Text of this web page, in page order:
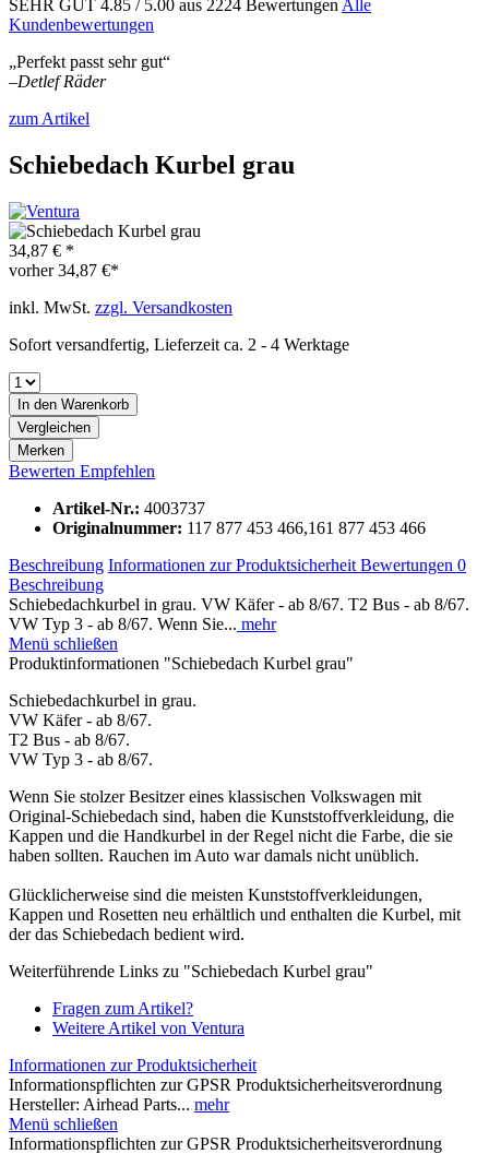
SEHR GUT 4.85 / 5.00 aus 2224 Bewertungen Alle
Kundenbewertungen
„Perfekt passt sehr gut“
–Detlef Räder
zum Artikel
Schiebedach Kurbel grau
34,87 € *
vorher34,87 €*
inkl. MwSt. zzgl. Versandkosten
Sofort versandfertig, Lieferzeit ca. 2 - 4 Werktage
In den Warenkorb
Vergleichen
Merken
Bewerten Empfehlen
Artikel-Nr.: 4003737
Originalnummer: 117 877 453 466,161 877 453 466
Beschreibung Informationen zur Produktsicherheit Bewertungen 0
Beschreibung
Schiebedachkurbel in grau. VW Käfer - ab 8/67. T2 Bus - ab 8/67.
VW Typ 3 - ab 8/67. Wenn Sie... mehr
Menü schließen
Produktinformationen "Schiebedach Kurbel grau"
Schiebedachkurbel in grau.
VW Käfer - ab 8/67.
T2 Bus - ab 8/67.
VW Typ 3 - ab 8/67.
Wenn Sie stolzer Besitzer eines klassischen Volkswagen mit
Original-Schiebedach sind, haben die Kunststoffverkleidung, die
Kappen und die Handkurbel in der Regel nicht die Farbe, die sie
haben sollten. Rauchen im Auto war damals nicht unüblich.
Glücklicherweise sind die meisten Kunststoffverkleidungen,
Kappen und Rosetten neu erhältlich und enthalten die Kurbel, mit
der das Schiebedach bedient wird.
Weiterführende Links zu "Schiebedach Kurbel grau"
Fragen zum Artikel?
Weitere Artikel von Ventura
Informationen zur Produktsicherheit
Informationspflichten zur GPSR Produktsicherheitsverordnung
Hersteller: Airhead Parts... mehr
Menü schließen
Informationspflichten zur GPSR Produktsicherheitsverordnung